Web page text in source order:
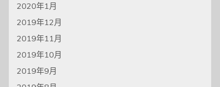
2020年1月
2019年12月
2019年11月
2019年10月
2019年9月